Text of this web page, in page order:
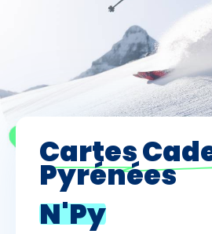
Premier jour de ski
Skieurs
Adultes -
- de 17 ans
Cartes
Pyrénées
N'Py